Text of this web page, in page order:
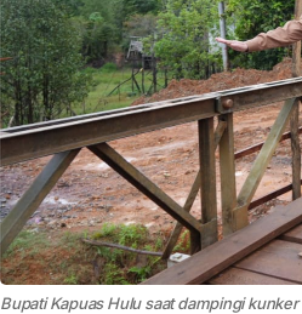
Bupati Kapuas Hulu saat dampingi